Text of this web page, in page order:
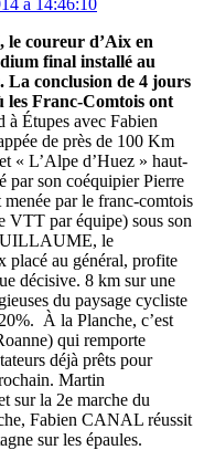
le coureur d’Aix en
final installé au
La conclusion de 4 jours
les Franc-Comtois ont
à Étupes avec Fabien
de près de 100 Km
« L’Alpe d’Huez » haut-
par son coéquipier Pierre
par le franc-comtois
par équipe) sous son
le
placé au général, profite
décisive. 8 km sur une
du paysage cycliste
À la Planche, c’est
qui remporte
déjà prêts pour
Martin
sur la 2e marche du
Fabien CANAL réussit
sur les épaules.